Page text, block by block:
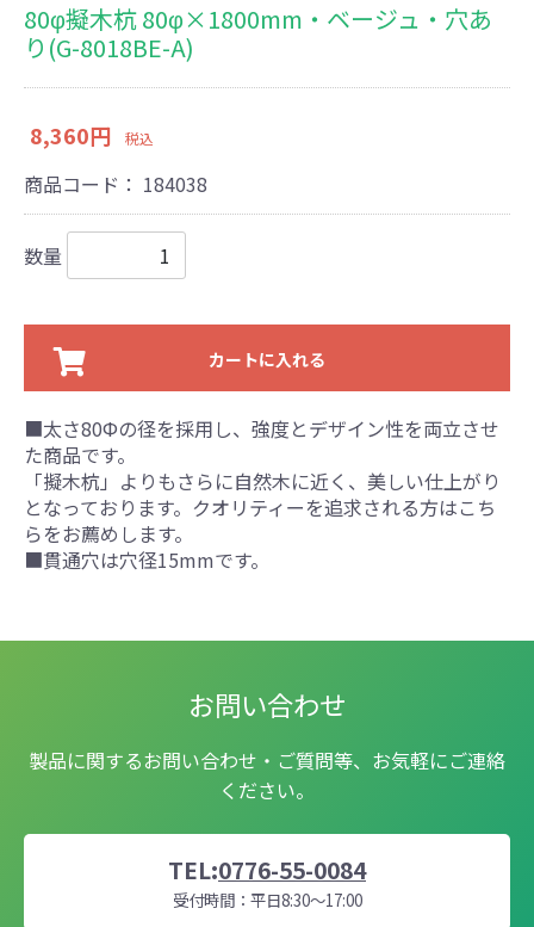
80φ擬木杭 80φ×1800mm・ベージュ・穴あ
り(G-8018BE-A)
8,360円 税込
商品コード： 184038
数量
カートに入れる
■太さ80Фの径を採用し、強度とデザイン性を両立させ
た商品です。
「擬木杭」よりもさらに自然木に近く、美しい仕上がり
となっております。クオリティーを追求される方はこち
らをお薦めします。
■貫通穴は穴径15mmです。
お問い合わせ
製品に関するお問い合わせ・ご質問等、お気軽にご連絡
ください。
TEL:0776-55-0084
受付時間：平日8:30～17:00